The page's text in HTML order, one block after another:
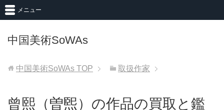
中国美術SoWAs
メニュー
中国美術SoWAs TOP 取扱作家
曾熙（曽煕）の作品の買取と鑑